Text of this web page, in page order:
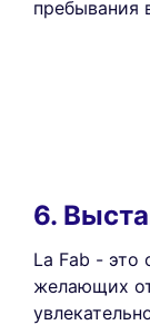
пребывания
6.
La Fab - это
желающих